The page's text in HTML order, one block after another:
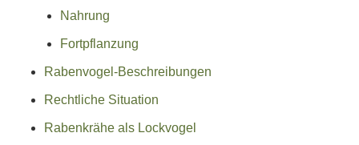
Nahrung
Fortpflanzung
Rabenvogel-Beschreibungen
Rechtliche Situation
Rabenkrähe als Lockvogel